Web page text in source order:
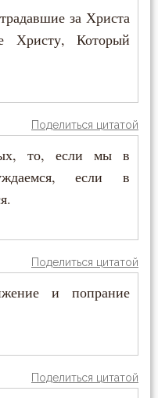
за Христа
Христу, Который
Поделиться цитатой
то, если мы в
если в
Поделиться цитатой
и попрание
Поделиться цитатой